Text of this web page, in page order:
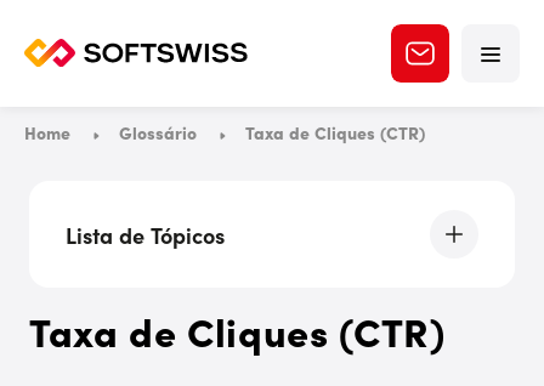
Home Glossário Taxa de Cliques (CTR)
Taxa de Cliques (CTR)
Lista de Tópicos
Como calcular a CTR